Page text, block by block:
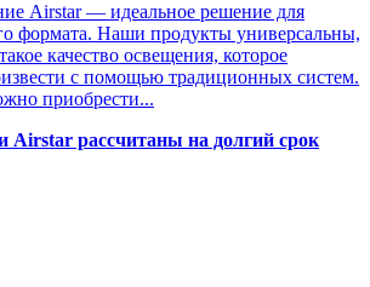
Airstar — идеальное решение для
формата. Наши продукты универсальны,
качество освещения, которое
с помощью традиционных систем.
приобрести...
рассчитаны на долгий срок